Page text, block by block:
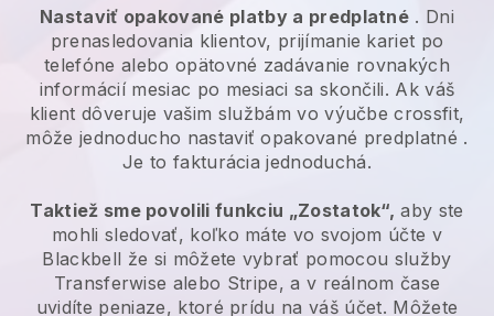
Nastaviť opakované platby a predplatné . Dni
prenasledovania klientov, prijímanie kariet po
telefóne alebo opätovné zadávanie rovnakých
informácií mesiac po mesiaci sa skončili. Ak váš
klient dôveruje vašim službám vo výučbe crossfit,
môže jednoducho nastaviť opakované predplatné .
Je to fakturácia jednoduchá.
Taktiež sme povolili funkciu „Zostatok“, aby ste
mohli sledovať, koľko máte vo svojom účte v
Blackbell že si môžete vybrať pomocou služby
Transferwise alebo Stripe, a v reálnom čase
uvidíte peniaze, ktoré prídu na váš účet. Môžete